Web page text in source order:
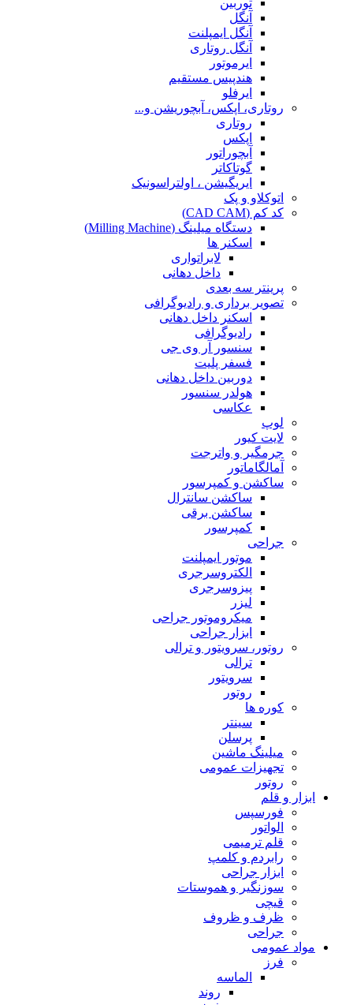
توربین
آنگل
آنگل ایمپلنت
آنگل روتاری
ایرموتور
هندپیس مستقیم
ایرفلو
روتاری، اپکس، آبچوریشن و...
روتاری
اپکس
آبچوراتور
گوتاکاتر
ایریگیشن ، اولتراسونیک
اتوکلاو و پک
کد کم (CAD CAM)
دستگاه میلینگ (Milling Machine)
اسکنر ها
لابراتواری
داخل دهانی
پرینتر سه بعدی
تصویر برداری و رادیوگرافی
اسکنر داخل دهانی
رادیوگرافی
سنسور آر وی جی
فسفر پلیت
دوربین داخل دهانی
هولدر سنسور
عکاسی
لوپ
لایت کیور
جرمگیر و واترجت
آمالگاماتور
ساکشن و کمپرسور
ساکشن سانترال
ساکشن برقی
کمپرسور
جراحی
موتور ایمپلنت
الکتروسرجری
پیزوسرجری
لیزر
میکروموتور جراحی
ابزار جراحی
روتور، سرویتور و ترالی
ترالی
سرویتور
روتور
کوره ها
سینتر
پرسلن
میلینگ ماشین
تجهیزات عمومی
روتور
ابزار و قلم
فورسپس
الواتور
قلم ترمیمی
رابردم و کلمپ
ابزار جراحی
سوزنگیر و هموستات
قیچی
ظرف و ظروف
جراحی
مواد عمومی
فرز
الماسه
روند